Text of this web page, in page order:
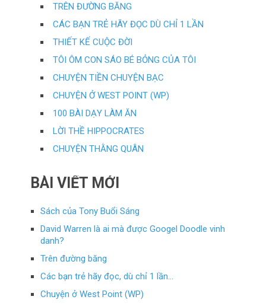
TRÊN ĐƯỜNG BĂNG
CÁC BẠN TRẺ HÃY ĐỌC DÙ CHỈ 1 LẦN
THIẾT KẾ CUỘC ĐỜI
TÔI ÔM CON SÁO BÉ BỎNG CỦA TÔI
CHUYỆN TIỀN CHUYỆN BẠC
CHUYỆN Ở WEST POINT (WP)
100 BÀI DẠY LÀM ĂN
LỜI THỀ HIPPOCRATES
CHUYỆN THẰNG QUÂN
BÀI VIẾT MỚI
Sách của Tony Buổi Sáng
David Warren là ai mà được Googel Doodle vinh
danh?
Trên đường băng
Các bạn trẻ hãy đọc, dù chỉ 1 lần…
Chuyện ở West Point (WP)